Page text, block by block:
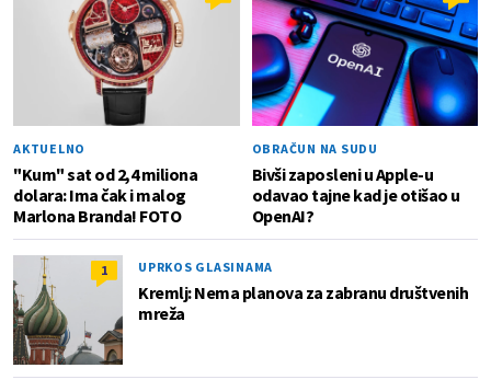
AKTUELNO
"Kum" sat od 2,4 miliona
dolara: Ima čak i malog
Marlona Branda! FOTO
OBRAČUN NA SUDU
Bivši zaposleni u Apple-u
odavao tajne kad je otišao u
OpenAI?
1 UPRKOS GLASINAMA
Kremlj: Nema planova za zabranu društvenih
mreža